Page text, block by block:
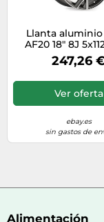
Llanta aluminio
AF20 18" 8J
66.6 MATT
POLISHED
247,26
Ver oferta
ebay.es
sin gastos de
Alimentación